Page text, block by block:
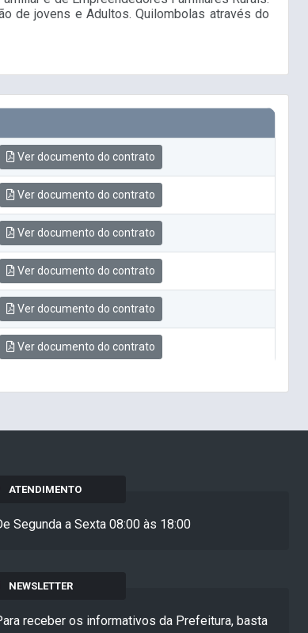
de jovens e Adultos. Quilombolas através do
Ver documento do contrato
Ver documento do contrato
Ver documento do contrato
Ver documento do contrato
Ver documento do contrato
Ver documento do contrato
ATENDIMENTO
Segunda a Sexta 08:00 às 18:00
NEWSLETTER
receber os informativos da Prefeitura, basta